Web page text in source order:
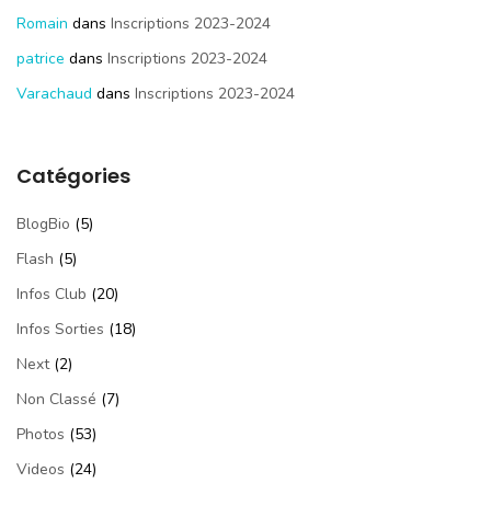
Romain dans Inscriptions 2023-2024
patrice dans Inscriptions 2023-2024
Varachaud dans Inscriptions 2023-2024
Catégories
BlogBio (5)
Flash (5)
Infos Club (20)
Infos Sorties (18)
Next(2)
Non Classé (7)
Photos (53)
Videos (24)